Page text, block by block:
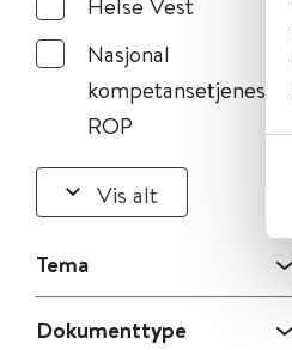
Nasjonal
kompetansetjeneste
ROP
Vis alt
Tema
Dokumenttype